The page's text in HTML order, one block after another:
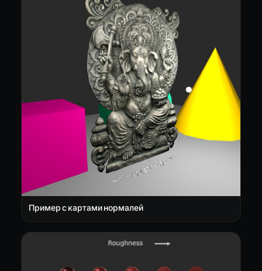
Пример с картами нормалей